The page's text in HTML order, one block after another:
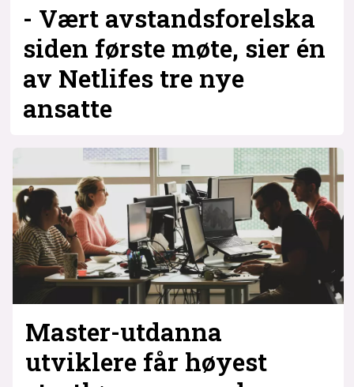
- Vært avstandsforelska
siden første møte, sier én
av Netlifes tre nye
ansatte
Master-utdanna
utviklere får høyest